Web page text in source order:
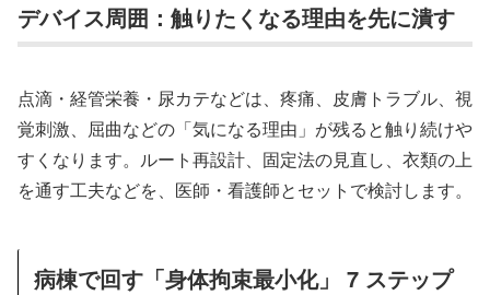
デバイス周囲：触りたくなる理由を先に潰す
点滴・経管栄養・尿カテなどは、疼痛、皮膚トラブル、視
覚刺激、屈曲などの「気になる理由」が残ると触り続けや
すくなります。ルート再設計、固定法の見直し、衣類の上
を通す工夫などを、医師・看護師とセットで検討します。
病棟で回す「身体拘束最小化」 7 ステップ